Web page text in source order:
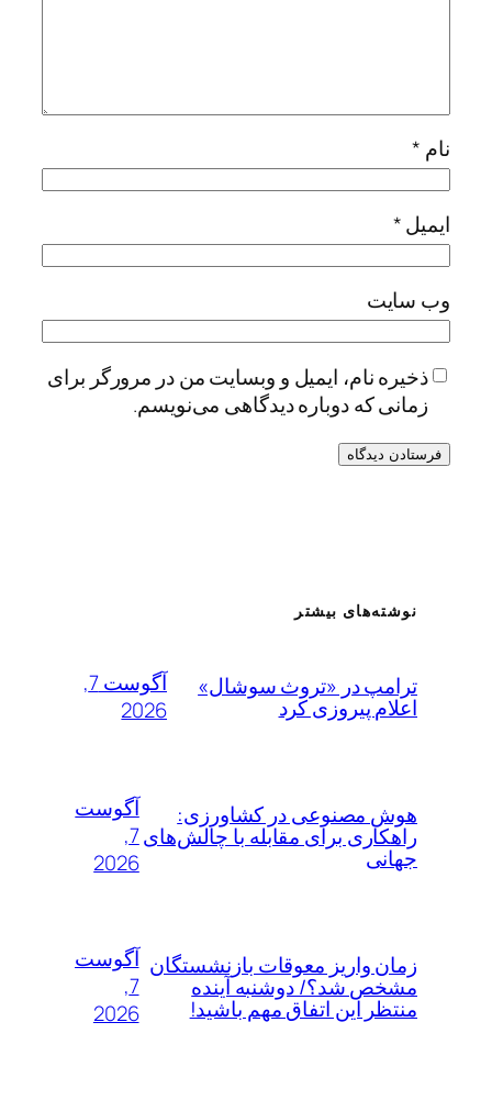
نام *
ایمیل*
وب‌ سایت
ذخیره نام، ایمیل و وبسایت من در مرورگر برای
زمانی که دوباره دیدگاهی می‌نویسم.
نوشته‌های بیشتر
ترامپ در «تروث سوشال»
اعلام پیروزی کرد
آگوست 7,
2026
هوش مصنوعی در کشاورزی:
راهکاری برای مقابله با چالش‌های
جهانی
آگوست
7,
2026
زمان واریز معوقات بازنشستگان
مشخص شد؟/ دوشنبه آینده
منتظر این اتفاق مهم باشید!
آگوست
7,
2026